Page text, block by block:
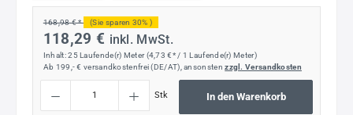
168,98 € * (Sie sparen 30% )
118,29 € inkl. MwSt.
Inhalt:25 Laufende(r) Meter(4,73 €* / 1 Laufende(r) Meter)
Ab 199,- € versandkostenfrei (DE/AT), ansonstenzzgl. Versandkosten
Stk In den Warenkorb